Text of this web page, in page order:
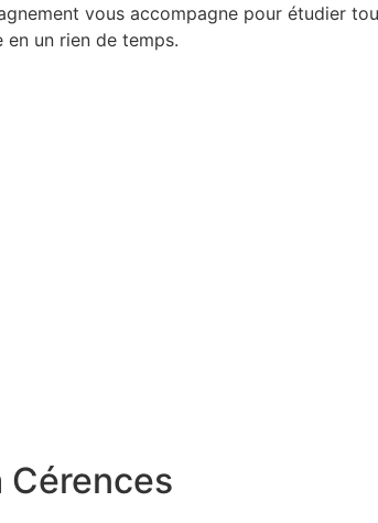
vous accompagne pour étudier
un rien de temps.
Cérences